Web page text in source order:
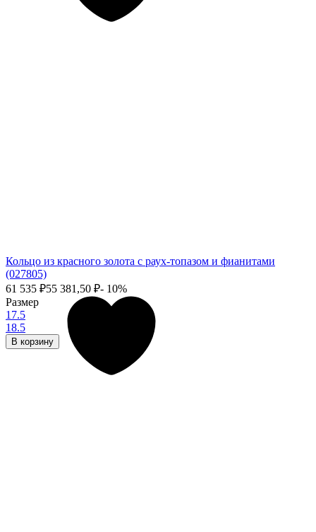
Кольцо из красного золота с раух-топазом и фианитами
(027805)
61 535 ₽55 381,50 ₽- 10%
Размер
17.5
18.5
В корзину